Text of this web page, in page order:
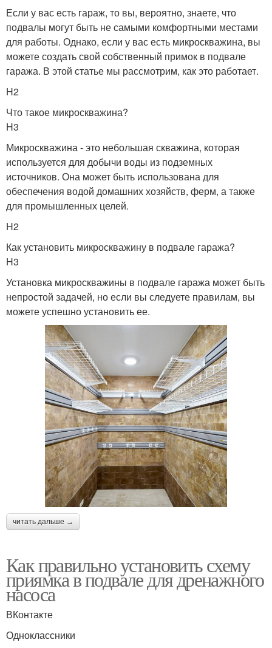
Если у вас есть гараж, то вы, вероятно, знаете, что
подвалы могут быть не самыми комфортными местами
для работы. Однако, если у вас есть микроскважина, вы
можете создать свой собственный примок в подвале
гаража. В этой статье мы рассмотрим, как это работает.
H2
Что такое микроскважина?
H3
Микроскважина - это небольшая скважина, которая
используется для добычи воды из подземных
источников. Она может быть использована для
обеспечения водой домашних хозяйств, ферм, а также
для промышленных целей.
H2
Как установить микроскважину в подвале гаража?
H3
Установка микроскважины в подвале гаража может быть
непростой задачей, но если вы следуете правилам, вы
можете успешно установить ее.
читать дальше →
Как правильно установить схему
приямка в подвале для дренажного
насоса
ВКонтакте
Одноклассники